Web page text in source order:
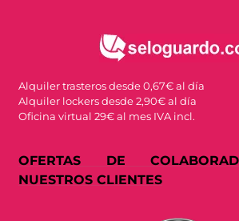
Alquiler trasteros desde 0,67€ al día
Alquiler lockers desde 2,90€ al día
Oficina virtual 29€ al mes IVA incl.
OFERTAS DE
NUESTROS CLIENTES